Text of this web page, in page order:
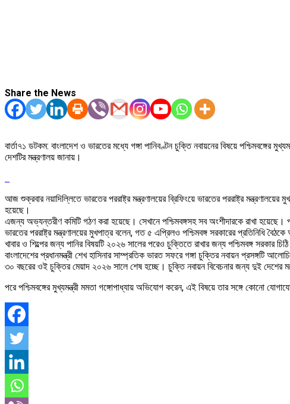
Share the News
বার্তা৭১ ডটকম: বাংলাদেশ ও ভারতের মধ্যে গঙ্গা পানিবণ্টন চুক্তি নবায়নের বিষয়ে পশ্চিমবঙ্গের
দেশটির মন্ত্রণালয় জানায়।
আজ শুক্রবার নয়াদিল্লিতে ভারতের পররাষ্ট্র মন্ত্রণালয়ের ব্রিফিংয়ে ভারতের পররাষ্ট্র
হয়েছে।
এজন্য অভ্যন্তরীণ কমিটি গঠণ করা হয়েছে। সেখানে পশ্চিমবঙ্গসহ সব অংশীদারকে রাখা হয়েছে।
ভারতের পররাষ্ট্র মন্ত্রণালয়ের মুখপাত্র বলেন, গত ৫ এপ্রিলও পশ্চিমবঙ্গ সরকারের প্রতিনিধি
খাবার ও শিল্পের জন্য পানির বিষয়টি ২০২৬ সালের পরেও চুক্তিতে রাখার জন্য পশ্চিমবঙ্গ সরকার
বাংলাদেশের প্রধানমন্ত্রী শেখ হাসিনার সাম্প্রতিক ভারত সফরে গঙ্গা চুক্তির নবায়ন প্রসঙ্গটি
৩০ বছরের ওই চুক্তির মেয়াদ ২০২৬ সালে শেষ হচ্ছে। চুক্তি নবায়ন বিবেচনার জন্য দুই দেশের
পরে পশ্চিমবঙ্গের মুখ্যমন্ত্রী মমতা গঙ্গোপাধ্যায় অভিযোগ করেন, এই বিষয়ে তার সঙ্গে কোনো